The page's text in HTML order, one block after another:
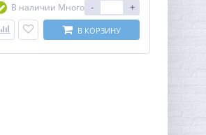
В наличии Много - +
В КОРЗИНУ